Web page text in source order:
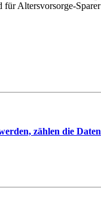
für Altersvorsorge-Sparer
zählen die Daten